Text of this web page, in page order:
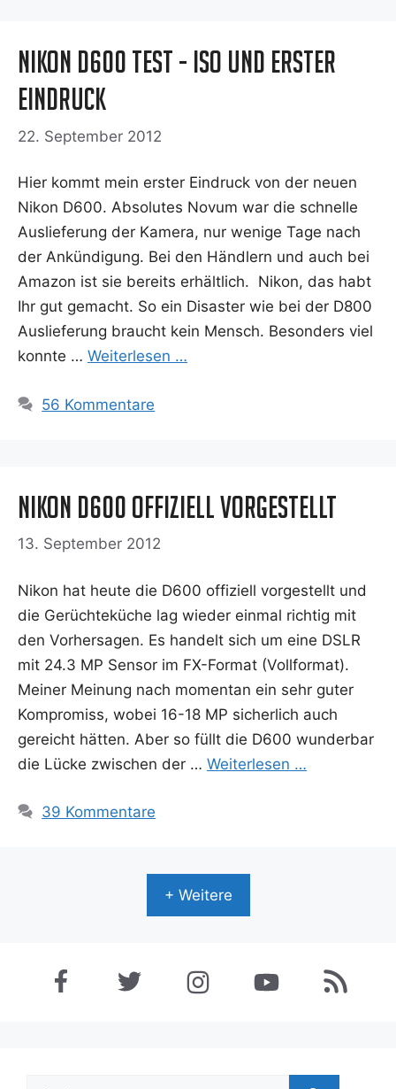
Nikon D600 Test - ISO und erster
Eindruck
22. September 2012
Hier kommt mein ers­ter Ein­druck von der neu­en
Nikon D600. Abso­lu­tes Novum war die schnel­le
Aus­lie­fe­rung der Kame­ra, nur weni­ge Tage nach
der Ankün­di­gung. Bei den Händ­lern und auch bei
Ama­zon ist sie bereits erhält­lich. Nikon, das habt
Ihr gut gemacht. So ein Dis­as­ter wie bei der D800
Aus­lie­fe­rung braucht kein Mensch. Beson­ders viel
konn­te … Wei­ter­le­sen …
56 Kommentare
Nikon D600 offiziell vorgestellt
13. September 2012
Nikon hat heu­te die D600 offi­zi­ell vor­ge­stellt und
die Gerüch­te­kü­che lag wie­der ein­mal rich­tig mit
den Vor­her­sa­gen. Es han­delt sich um eine DSLR
mit 24.3 MP Sen­sor im FX-For­­mat (Voll­for­mat).
Mei­ner Mei­nung nach momen­tan ein sehr guter
Kom­pro­miss, wobei 16-18 MP sicher­lich auch
gereicht hät­ten. Aber so füllt die D600 wun­der­bar
die Lücke zwi­schen der … Wei­ter­le­sen …
39 Kommentare
+ Weitere